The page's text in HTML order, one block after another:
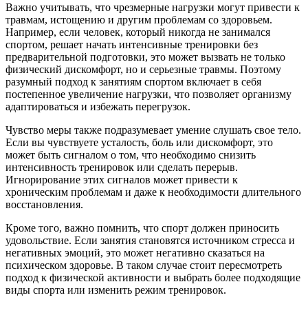
Важно учитывать, что чрезмерные нагрузки могут привести к
травмам, истощению и другим проблемам со здоровьем.
Например, если человек, который никогда не занимался
спортом, решает начать интенсивные тренировки без
предварительной подготовки, это может вызвать не только
физический дискомфорт, но и серьезные травмы. Поэтому
разумный подход к занятиям спортом включает в себя
постепенное увеличение нагрузки, что позволяет организму
адаптироваться и избежать перегрузок.
Чувство меры также подразумевает умение слушать свое тело.
Если вы чувствуете усталость, боль или дискомфорт, это
может быть сигналом о том, что необходимо снизить
интенсивность тренировок или сделать перерыв.
Игнорирование этих сигналов может привести к
хроническим проблемам и даже к необходимости длительного
восстановления.
Кроме того, важно помнить, что спорт должен приносить
удовольствие. Если занятия становятся источником стресса и
негативных эмоций, это может негативно сказаться на
психическом здоровье. В таком случае стоит пересмотреть
подход к физической активности и выбрать более подходящие
виды спорта или изменить режим тренировок.